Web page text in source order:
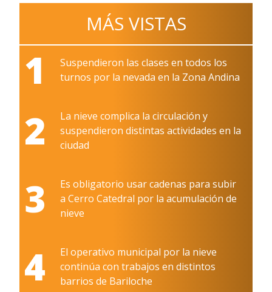
MÁS VISTAS
1
Suspendieron las clases en todos los
turnos por la nevada en la Zona Andina
2
La nieve complica la circulación y
suspendieron distintas actividades en la
ciudad
3
Es obligatorio usar cadenas para subir
a Cerro Catedral por la acumulación de
nieve
4
El operativo municipal por la nieve
continúa con trabajos en distintos
barrios de Bariloche